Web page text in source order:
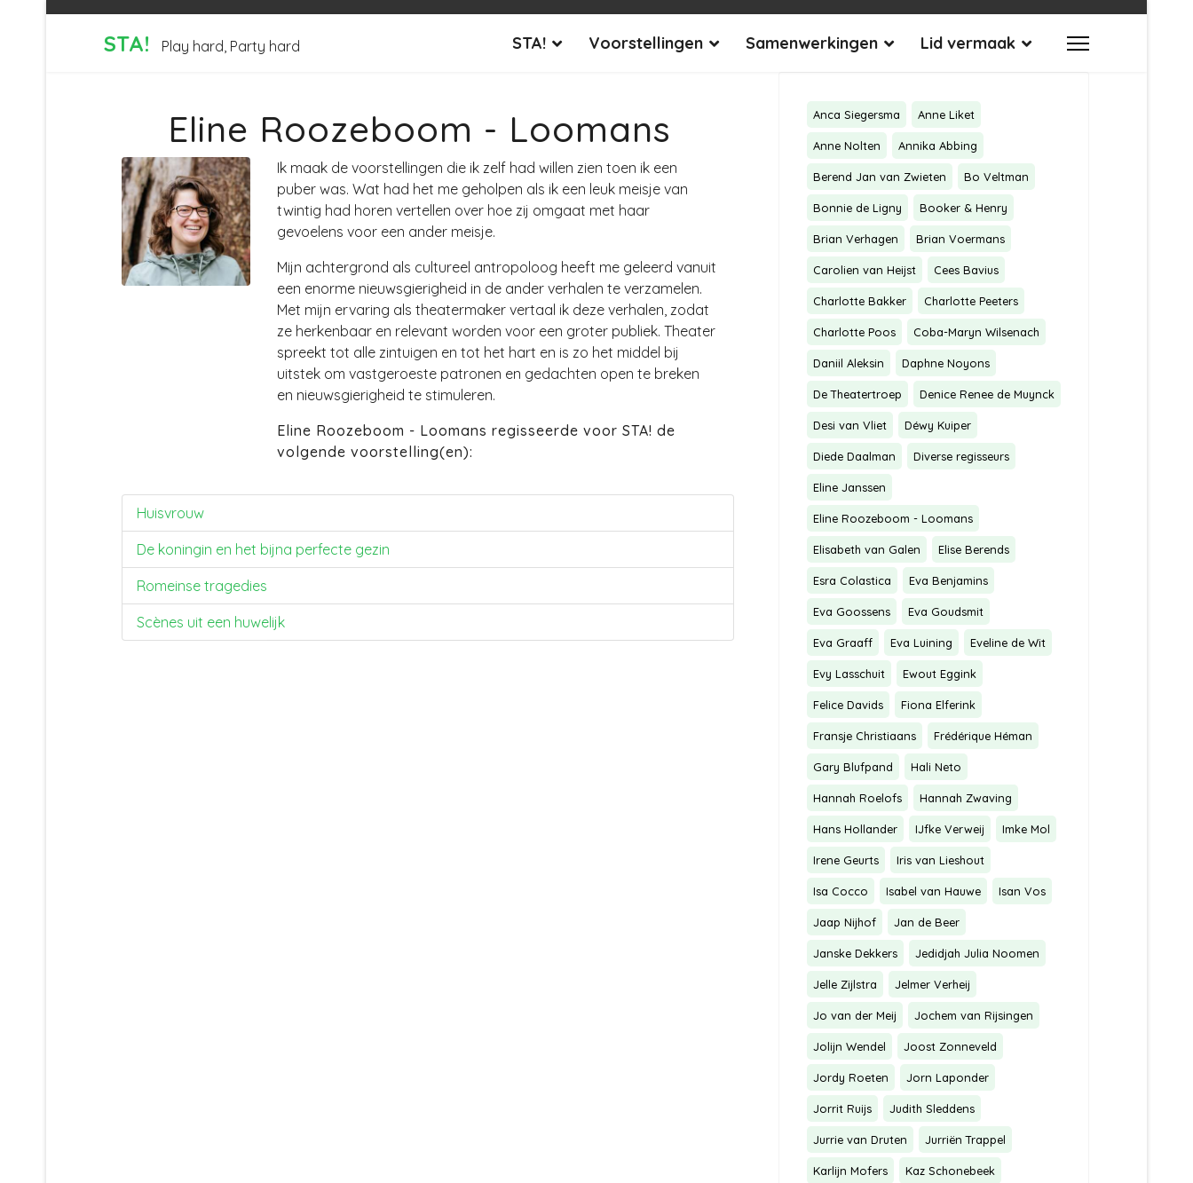
STA! Play hard, Party hard STA! Voorstellingen Samenwerkingen Lid vermaak
Eline Roozeboom - Loomans
Ik maak de voorstellingen die ik zelf had willen zien toen ik een
puber was. Wat had het me geholpen als ik een leuk meisje van
twintig had horen vertellen over hoe zij omgaat met haar
gevoelens voor een ander meisje.
Mijn achtergrond als cultureel antropoloog heeft me geleerd vanuit
een enorme nieuwsgierigheid in de ander verhalen te verzamelen.
Met mijn ervaring als theatermaker vertaal ik deze verhalen, zodat
ze herkenbaar en relevant worden voor een groter publiek. Theater
spreekt tot alle zintuigen en tot het hart en is zo het middel bij
uitstek om vastgeroeste patronen en gedachten open te breken
en nieuwsgierigheid te stimuleren.
Eline Roozeboom - Loomans regisseerde voor STA! de
volgende voorstelling(en):
Huisvrouw
De koningin en het bijna perfecte gezin
Romeinse tragedies
Scènes uit een huwelijk
Anca Siegersma Anne Liket
Anne Nolten Annika Abbing
Berend Jan van Zwieten Bo Veltman
Bonnie de Ligny Booker & Henry
Brian Verhagen Brian Voermans
Carolien van Heijst Cees Bavius
Charlotte Bakker Charlotte Peeters
Charlotte Poos Coba-Maryn Wilsenach
Daniil Aleksin Daphne Noyons
De Theatertroep Denice Renee de Muynck
Desi van Vliet Déwy Kuiper
Diede Daalman Diverse regisseurs
Eline Janssen
Eline Roozeboom - Loomans
Elisabeth van Galen Elise Berends
Esra Colastica Eva Benjamins
Eva Goossens Eva Goudsmit
Eva Graaff Eva Luining Eveline de Wit
Evy Lasschuit Ewout Eggink
Felice Davids Fiona Elferink
Fransje Christiaans Frédérique Héman
Gary Blufpand Hali Neto
Hannah Roelofs Hannah Zwaving
Hans Hollander IJfke Verweij Imke Mol
Irene Geurts Iris van Lieshout
Isa Cocco Isabel van Hauwe Isan Vos
Jaap Nijhof Jan de Beer
Janske Dekkers Jedidjah Julia Noomen
Jelle Zijlstra Jelmer Verheij
Jo van der Meij Jochem van Rijsingen
Jolijn Wendel Joost Zonneveld
Jordy Roeten Jorn Laponder
Jorrit Ruijs Judith Sleddens
Jurrie van Druten Jurriën Trappel
Karlijn Mofers Kaz Schonebeek